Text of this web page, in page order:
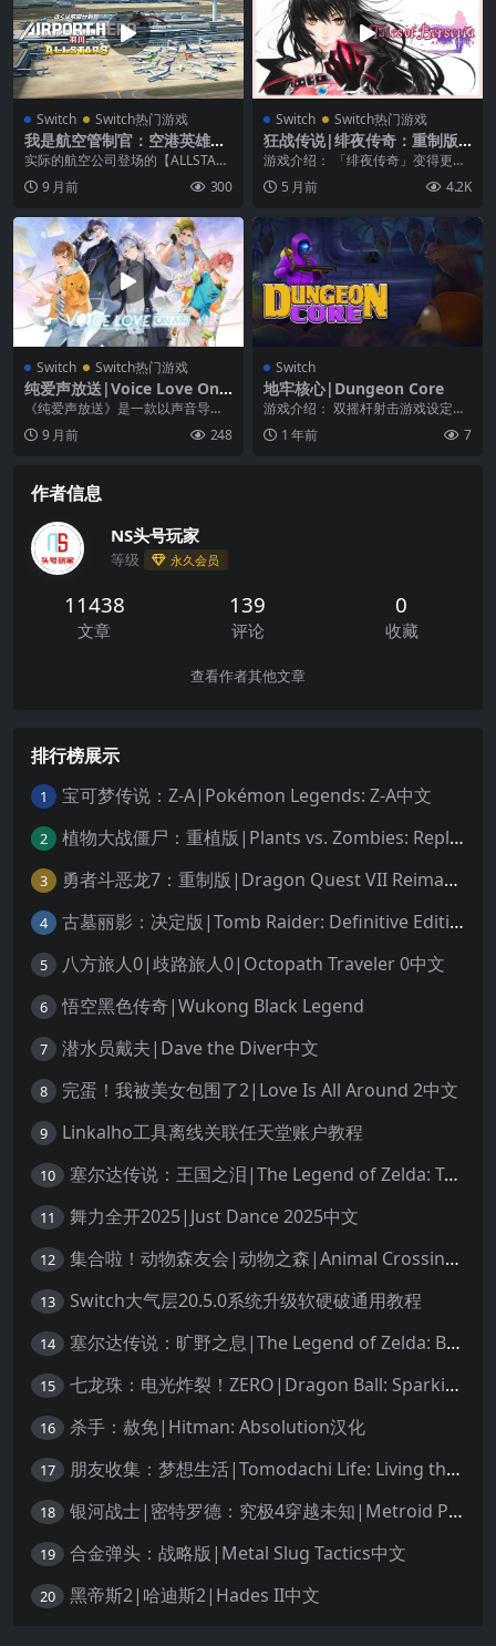
Switch Switch热门游戏
我是航空管制官：空港英雄羽
田机场AllStar|ぼくは航空管
田 ALLSTARS
实际的航空公司登场的【ALLSTAR
S】系列在Switch上最终复活了！挑
战由J...
9 月前 300
Switch Switch热门游戏
狂战传说|绯夜传奇：重制版|
Tales of Berseria Remaster
游戏介绍： 「绯夜传奇」变得更加
易于游玩后再次问世！ 向夺走一切
的救世主复仇――...
5 月前 4.2K
Switch Switch热门游戏
纯爱声放送|Voice Love On
Air中文
《纯爱声放送》是一款以声音导
演、广播剧录制为主题的纯爱向剧
情游戏。 主角亚树拥有...
9 月前 248
Switch
地牢核心|Dungeon Core
游戏介绍： 双摇杆射击游戏设定在
武器计划失败后的反乌托邦后果
中。 作为辐射清理者...
1 年前 7
作者信息
NS头号玩家
等级 永久会员
11438
文章
139
评论
0
收藏
查看作者其他文章
排行榜展示
1 宝可梦传说：Z-A|Pokémon Legends: Z-A中文
2 植物大战僵尸：重植版|Plants vs. Zombies: Replanted中文
3 勇者斗恶龙7：重制版|Dragon Quest VII Reimagined中文
4 古墓丽影：决定版|Tomb Raider: Definitive Edition中文
5 八方旅人0|歧路旅人0|Octopath Traveler 0中文
6 悟空黑色传奇|Wukong Black Legend
7 潜水员戴夫|Dave the Diver中文
8 完蛋！我被美女包围了2|Love Is All Around 2中文
9 Linkalho工具离线关联任天堂账户教程
10 塞尔达传说：王国之泪|The Legend of Zelda: Tears of the Kingdom中文
11 舞力全开2025|Just Dance 2025中文
12 集合啦！动物森友会|动物之森|Animal Crossing: New Horizons中文
13 Switch大气层20.5.0系统升级软硬破通用教程
14 塞尔达传说：旷野之息|The Legend of Zelda: Breath of the Wild中文
15 七龙珠：电光炸裂！ZERO|Dragon Ball: Sparking! Zero中文
16 杀手：赦免|Hitman: Absolution汉化
17 朋友收集：梦想生活|Tomodachi Life: Living the Dream中文
18 银河战士|密特罗德：究极4穿越未知|Metroid Prime 4: Beyond中文
19 合金弹头：战略版|Metal Slug Tactics中文
20 黑帝斯2|哈迪斯2|Hades II中文